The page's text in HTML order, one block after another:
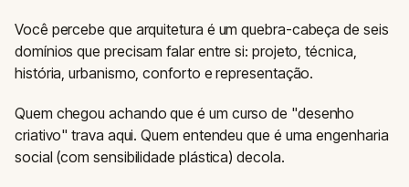
Você percebe que arquitetura é um quebra-cabeça de seis
domínios que precisam falar entre si: projeto, técnica,
história, urbanismo, conforto e representação.
Quem chegou achando que é um curso de "desenho
criativo" trava aqui. Quem entendeu que é uma engenharia
social (com sensibilidade plástica) decola.